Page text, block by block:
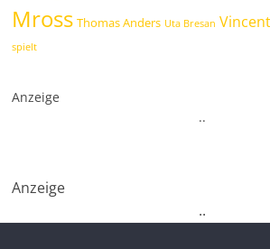
Mross Thomas Anders Uta Bresan
spielt
Anzeige
..
Anzeige
..